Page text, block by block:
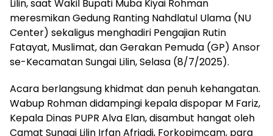
Lilin, saat Wakil Bupati Muba Kiyai Rohman
meresmikan Gedung Ranting Nahdlatul Ulama (NU
Center) sekaligus menghadiri Pengajian Rutin
Fatayat, Muslimat, dan Gerakan Pemuda (GP) Ansor
se-Kecamatan Sungai Lilin, Selasa (8/7/2025).
Acara berlangsung khidmat dan penuh kehangatan.
Wabup Rohman didampingi kepala dispopar M Fariz,
Kepala Dinas PUPR Alva Elan, disambut hangat oleh
Camat Sungai Lilin Irfan Afriadi, Forkopimcam, para